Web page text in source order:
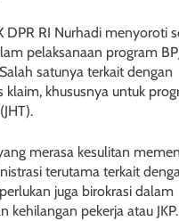
DPR RI Nurhadi menyoroti
pelaksanaan program
satunya terkait dengan
klaim, khususnya untuk
merasa kesulitan
terutama terkait
juga birokrasi dalam
kehilangan pekerja atau JKP.